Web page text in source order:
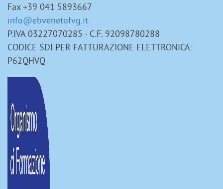
Fax +39 041 5893667
info@ebvenetofvg.it
P.IVA 03227070285 - C.F. 92098780288
CODICE SDI PER FATTURAZIONE ELETTRONICA:
P62QHVQ